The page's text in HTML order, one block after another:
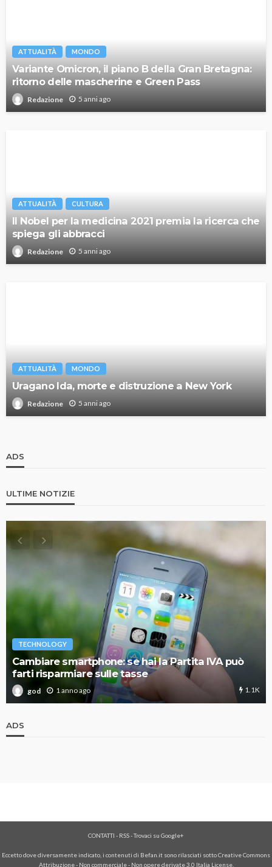
ATTUALITÀ MONDO
Variante Omicron, il piano B della Gran Bretagna:
ritorno delle mascherine e Green Pass
Redazione 5 anni ago
ATTUALITÀ CULTURA
Il Nobel per la medicina 2021 premia la ricerca che
spiega gli abbracci
Redazione 5 anni ago
ATTUALITÀ MONDO
Uragano Ida, morte e distruzione a New York
Redazione 5 anni ago
ADS
ULTIME NOTIZIE
TECHNOLOGY
Cambiare smartphone: se hai la Partita IVA può
farti risparmiare sulle tasse
god 1 anno ago 1.1K
ADS
CONTATTI - RSS-Trovaci su Google+
Eccetto dove diversamente indicato, i contenuti di Befan.it sono rilasciati sotto Creative Commons
Attribuzione - Non commerciale - Non opere derivate 3.0 Italia License.